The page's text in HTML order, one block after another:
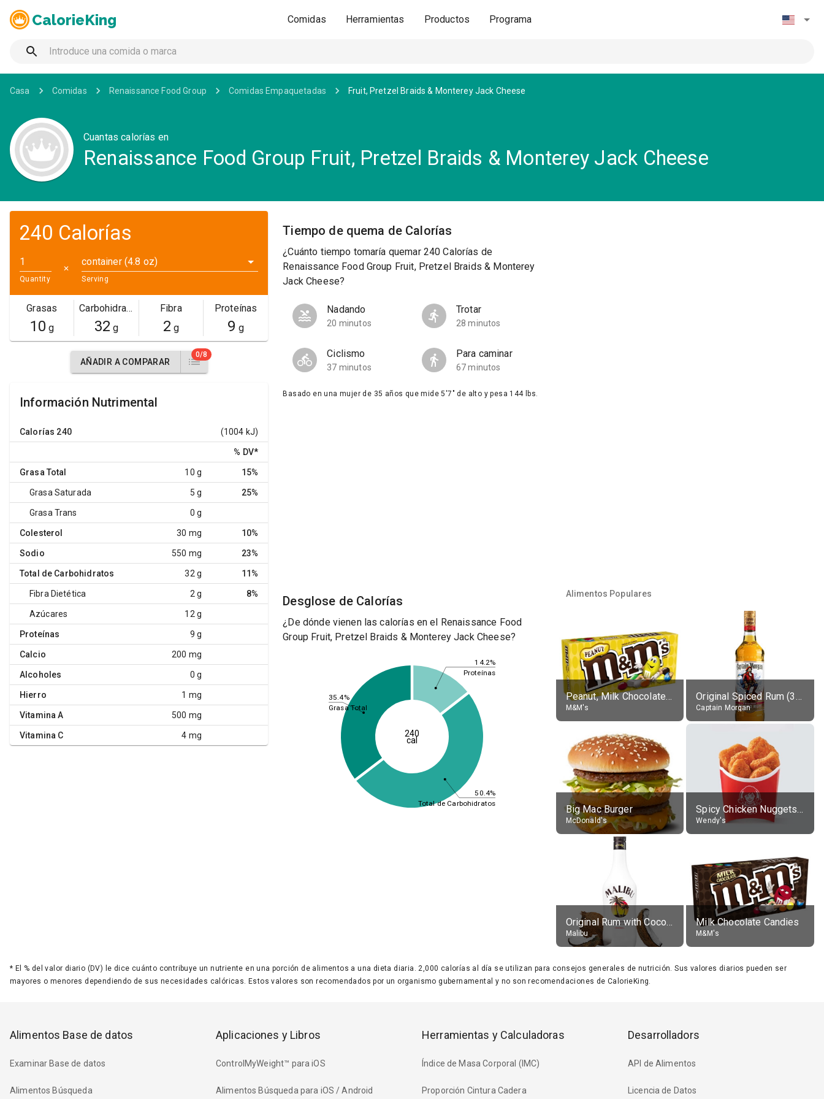
CalorieKing Comidas Herramientas Productos Programa
Casa Comidas Renaissance Food Group Comidas Empaquetadas Fruit, Pretzel Braids & Monterey Jack Cheese
Cuantas calorías en
Renaissance Food Group Fruit, Pretzel Braids & Monterey Jack Cheese
240 Calorías
Quantity
✕
container (4.8 oz)
Serving
Grasas
10 g
Carbohidratos
32 g
Fibra
2 g
Proteínas
9 g
AÑADIR A COMPARAR
0/8
Información Nutrimental
Calorías 240 (1004 kJ)
% DV*
Grasa Total 10 g 15%
Grasa Saturada 5 g 25%
Grasa Trans 0 g
Colesterol 30 mg 10%
Sodio 550 mg 23%
Total de Carbohidratos 32 g 11%
Fibra Dietética 2 g 8%
Azúcares 12 g
Proteínas 9 g
Calcio 200 mg
Alcoholes 0 g
Hierro 1 mg
Vitamina A 500 mg
Vitamina C 4 mg
Tiempo de quema de Calorías
¿Cuánto tiempo tomaría quemar 240 Calorías de
Renaissance Food Group Fruit, Pretzel Braids & Monterey
Jack Cheese?
Nadando
20 minutos
Trotar
28 minutos
Ciclismo
37 minutos
Para caminar
67 minutos
Basado en una mujer de 35 años que mide 5'7" de alto y pesa 144 lbs.
Desglose de Calorías
¿De dónde vienen las calorías en el Renaissance Food
Group Fruit, Pretzel Braids & Monterey Jack Cheese?
14.2%
50.4%
35.4%
Proteínas
Total de Carbohidratos
Grasa Total
240
cal
Alimentos Populares
Peanut, Milk Chocolate Candies
M&M's
Original Spiced Rum (35% alc.)
Captain Morgan
Big Mac Burger
McDonald's
Spicy Chicken Nuggets, without sauce
Wendy's
Original Rum with Coconut Flavour (21% alc.)
Malibu
Milk Chocolate Candies
M&M's
* El % del valor diario (DV) le dice cuánto contribuye un nutriente en una porción de alimentos a una dieta diaria. 2,000 calorías al día se utilizan para consejos generales de nutrición. Sus valores diarios pueden ser
mayores o menores dependiendo de sus necesidades calóricas. Estos valores son recomendados por un organismo gubernamental y no son recomendaciones de CalorieKing.
Alimentos Base de datos
Examinar Base de datos
Alimentos Búsqueda
Aplicaciones y Libros
ControlMyWeight™ para iOS
Alimentos Búsqueda para iOS / Android
Herramientas y Calculadoras
Índice de Masa Corporal (IMC)
Proporción Cintura Cadera
Desarrolladors
API de Alimentos
Licencia de Datos